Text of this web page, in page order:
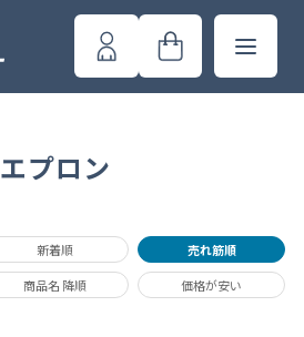
エプロン
新着順 売れ筋順
商品名 降順 価格が安い